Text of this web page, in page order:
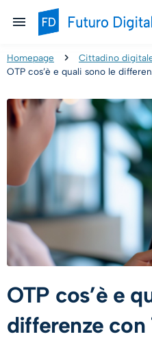
Homepage
Cittadino
OTP cos’è e quali sono le
OTP cos’è e
differenze con